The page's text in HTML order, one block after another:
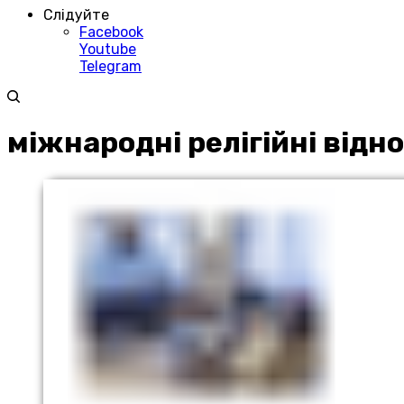
Слідуйте
Facebook
Youtube
Telegram
міжнародні релігійні